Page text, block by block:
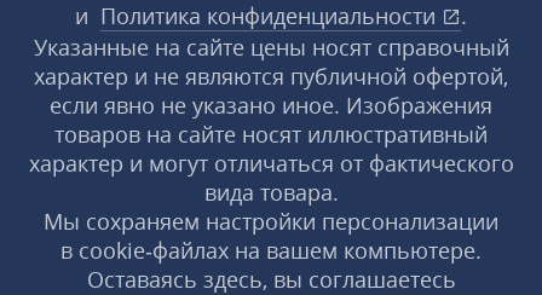
и Политика конфиденциальности
.
Указанные на сайте цены носят справочный
характер и не являются публичной офертой,
если явно не указано иное. Изображения
товаров на сайте носят иллюстративный
характер и могут отличаться от фактического
вида товара.
Мы сохраняем настройки персонализации
в cookie‑файлах на вашем компьютере.
Оставаясь здесь, вы соглашаетесь